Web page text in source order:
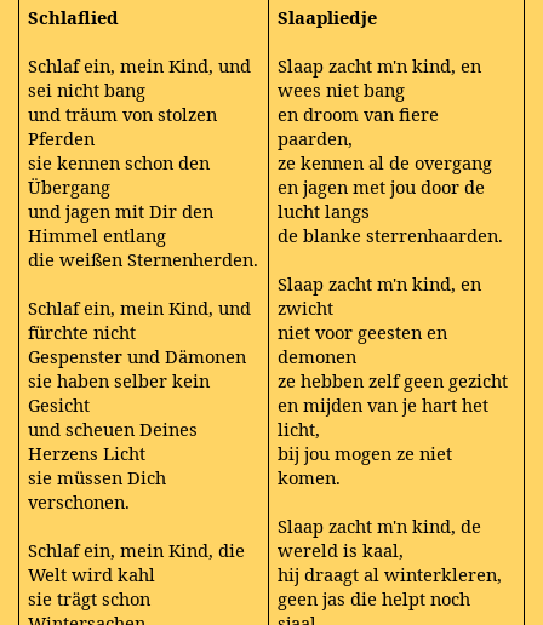
Schlaflied
Schlaf ein, mein Kind, und
sei nicht bang
und träum von stolzen
Pferden
sie kennen schon den
Übergang
und jagen mit Dir den
Himmel entlang
die weißen Sternenherden.
Schlaf ein, mein Kind, und
fürchte nicht
Gespenster und Dämonen
sie haben selber kein
Gesicht
und scheuen Deines
Herzens Licht
sie müssen Dich
verschonen.
Schlaf ein, mein Kind, die
Welt wird kahl
sie trägt schon
Slaapliedje
Slaap zacht m'n kind, en
wees niet bang
en droom van fiere
paarden,
ze kennen al de overgang
en jagen met jou door de
lucht langs
de blanke sterrenhaarden.
Slaap zacht m'n kind, en
zwicht
niet voor geesten en
demonen
ze hebben zelf geen gezicht
en mijden van je hart het
licht,
bij jou mogen ze niet
komen.
Slaap zacht m'n kind, de
wereld is kaal,
hij draagt al winterkleren,
geen jas die helpt noch